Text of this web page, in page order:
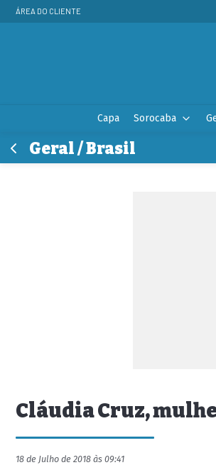
ÁREA DO CLIENTE
Capa Sorocaba
Geral / Brasil
Cláudia Cruz,
18 de Julho de 2018 às 09:41